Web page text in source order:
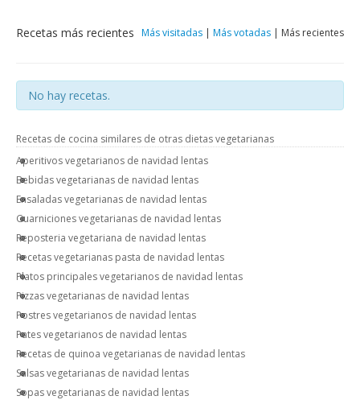
Recetas más recientes Más visitadas | Más votadas | Más recientes
No hay recetas.
Recetas de cocina similares de otras dietas vegetarianas
Aperitivos vegetarianos de navidad lentas
Bebidas vegetarianas de navidad lentas
Ensaladas vegetarianas de navidad lentas
Guarniciones vegetarianas de navidad lentas
Reposteria vegetariana de navidad lentas
Recetas vegetarianas pasta de navidad lentas
Platos principales vegetarianos de navidad lentas
Pizzas vegetarianas de navidad lentas
Postres vegetarianos de navidad lentas
Pates vegetarianos de navidad lentas
Recetas de quinoa vegetarianas de navidad lentas
Salsas vegetarianas de navidad lentas
Sopas vegetarianas de navidad lentas